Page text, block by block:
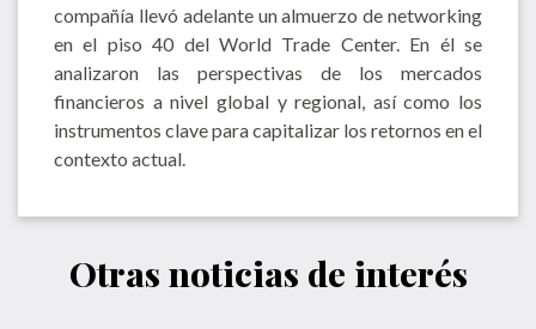
compañía llevó adelante un almuerzo de networking
en el piso 40 del World Trade Center. En él se
analizaron las perspectivas de los mercados
financieros a nivel global y regional, así como los
instrumentos clave para capitalizar los retornos en el
contexto actual.
Otras noticias de interés